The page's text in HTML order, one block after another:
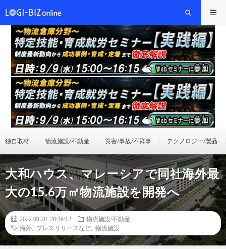
独自取材 物流施設/不動産 災害/事故/不祥事 テクノロジー/製品
大和ハウス、マレーシアで同社海外最
大の15.6万㎡物流施設を開発へ
2022.09.20 20:36:12
物流施設/不動産
海外
プレスリリースなど 物流施設